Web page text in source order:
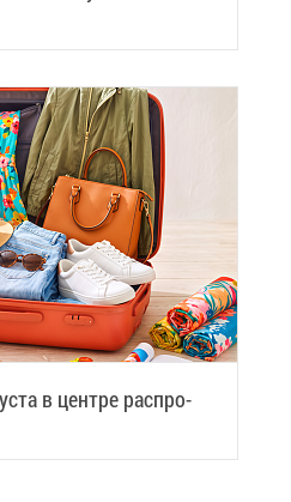
в цен­тре рас­про­